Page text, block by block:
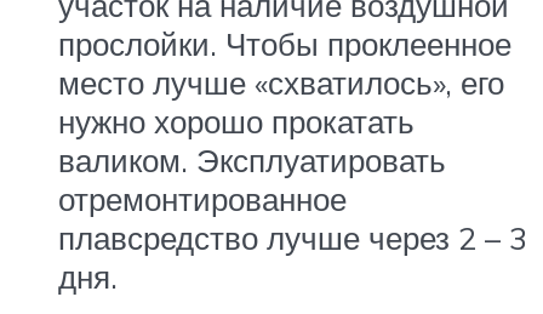
прослойки. Чтобы проклеенное
место лучше «схватилось», его
нужно хорошо прокатать
валиком. Эксплуатировать
отремонтированное
плавсредство лучше через 2 – 3
дня.